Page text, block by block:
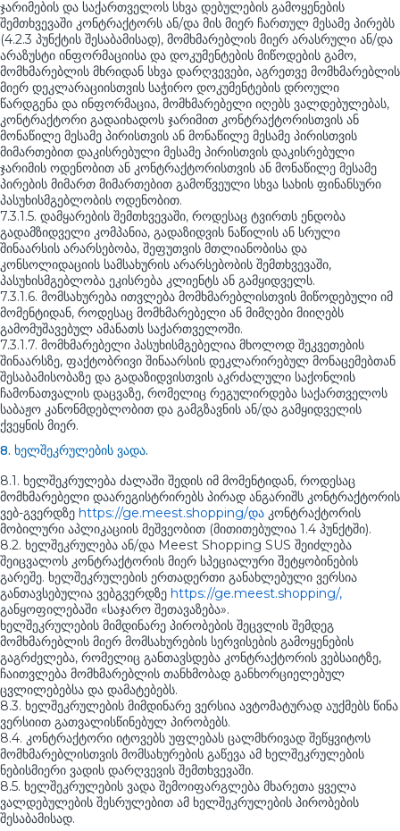
ჯარიმების და საქართველოს სხვა დებულების გამოყენების
შემთხვევაში კონტრაქტორს ან/და მის მიერ ჩართულ მესამე პირებს
(4.2.3 პუნქტის შესაბამისად), მომხმარებლის მიერ არასრული ან/და
არაზუსტი ინფორმაციისა და დოკუმენტების მიწოდების გამო,
მომხმარებლის მხრიდან სხვა დარღვევები, აგრეთვე მომხმარებლის
მიერ დეკლარაციისთვის საჭირო დოკუმენტების დროული
წარდგენა და ინფორმაცია, მომხმარებელი იღებს ვალდებულებას,
კონტრაქტორი გადაიხადოს ჯარიმით კონტრაქტორისთვის ან
მონაწილე მესამე პირისთვის ან მონაწილე მესამე პირისთვის
მიმართებით დაკისრებული მესამე პირისთვის დაკისრებული
ჯარიმის ოდენობით ან კონტრაქტორისთვის ან მონაწილე მესამე
პირების მიმართ მიმართებით გამოწვეული სხვა სახის ფინანსური
პასუხისმგებლობის ოდენობით.
7.3.1.5. დამყარების შემთხვევაში, როდესაც ტვირთს ენდობა
გადამზიდველი კომპანია, გადაზიდვის ნაწილის ან სრული
შინაარსის არარსებობა, შეფუთვის მთლიანობისა და
კონსოლიდაციის სამსახურის არარსებობის შემთხვევაში,
პასუხისმგებლობა ეკისრება კლიენტს ან გამყიდველს.
7.3.1.6. მომსახურება ითვლება მომხმარებლისთვის მიწოდებული იმ
მომენტიდან, როდესაც მომხმარებელი ან მიმღები მიიღებს
გამომუშავებულ ამანათს საქართველოში.
7.3.1.7. მომხმარებელი პასუხისმგებელია მხოლოდ შეკვეთების
შინაარსზე, ფაქტობრივი შინაარსის დეკლარირებულ მონაცემებთან
შესაბამისობაზე და გადაზიდვისთვის აკრძალული საქონლის
ჩამონათვალის დაცვაზე, რომელიც რეგულირდება საქართველოს
საბაჟო კანონმდებლობით და გამგზავნის ან/და გამყიდველის
ქვეყნის მიერ.
8. ხელშეკრულების ვადა.
8.1. ხელშეკრულება ძალაში შედის იმ მომენტიდან, როდესაც
მომხმარებელი დაარეგისტრირებს პირად ანგარიშს კონტრაქტორის
ვებ-გვერდზე https://ge.meest.shopping/და კონტრაქტორის
მობილური აპლიკაციის მეშვეობით (მითითებულია 1.4 პუნქტში).
8.2. ხელშეკრულება ან/და Meest Shopping SUS შეიძლება
შეიცვალოს კონტრაქტორის მიერ სპეციალური შეტყობინების
გარეშე. ხელშეკრულების ერთადერთი განახლებული ვერსია
განთავსებულია ვებგვერდზე https://ge.meest.shopping/,
განყოფილებაში «საჯარო შეთავაზება».
ხელშეკრულების მიმდინარე პირობების შეცვლის შემდეგ
მომხმარებლის მიერ მომსახურების სერვისების გამოყენების
გაგრძელება, რომელიც განთავსდება კონტრაქტორის ვებსაიტზე,
ჩაითვლება მომხმარებლის თანხმობად განხორციელებულ
ცვლილებებსა და დამატებებს.
8.3. ხელშეკრულების მიმდინარე ვერსია ავტომატურად აუქმებს წინა
ვერსიით გათვალისწინებულ პირობებს.
8.4. კონტრაქტორი იტოვებს უფლებას ცალმხრივად შეწყვიტოს
მომხმარებლისთვის მომსახურების გაწევა ამ ხელშეკრულების
ნებისმიერი ვადის დარღვევის შემთხვევაში.
8.5. ხელშეკრულების ვადა შემოიფარგლება მხარეთა ყველა
ვალდებულების შესრულებით ამ ხელშეკრულების პირობების
შესაბამისად.